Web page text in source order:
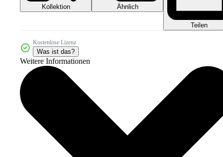
Kollektion Ähnlich
Teilen
Kostenlose Lizenz
Was ist das?
Weitere Informationen